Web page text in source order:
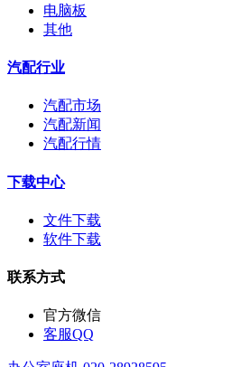
电脑板
其他
汽配行业
汽配市场
汽配新闻
汽配行情
下载中心
文件下载
软件下载
联系方式
官方微信
客服QQ